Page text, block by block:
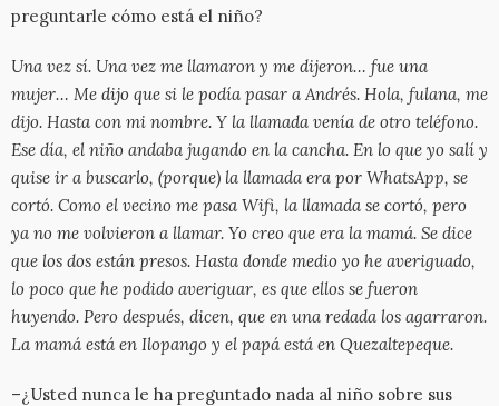
preguntarle cómo está el niño?
Una vez sí. Una vez me llamaron y me dijeron… fue una
mujer… Me dijo que si le podía pasar a Andrés. Hola, fulana, me
dijo. Hasta con mi nombre. Y la llamada venía de otro teléfono.
Ese día, el niño andaba jugando en la cancha. En lo que yo salí y
quise ir a buscarlo, (porque) la llamada era por WhatsApp, se
cortó. Como el vecino me pasa Wifi, la llamada se cortó, pero
ya no me volvieron a llamar. Yo creo que era la mamá. Se dice
que los dos están presos. Hasta donde medio yo he averiguado,
lo poco que he podido averiguar, es que ellos se fueron
huyendo. Pero después, dicen, que en una redada los agarraron.
La mamá está en Ilopango y el papá está en Quezaltepeque.
–¿Usted nunca le ha preguntado nada al niño sobre sus